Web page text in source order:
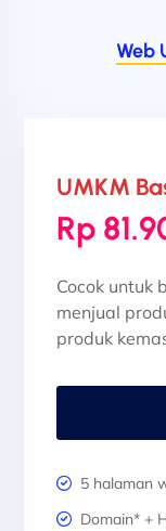
Web
UMKM
Rp
Cocok untuk
menjual
produk
5 halaman
Domain* +